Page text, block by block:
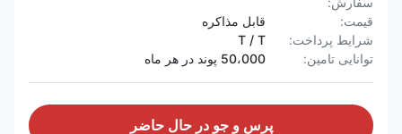
قیمت:
قابل مذاکره
شرایط پرداخت:
T / T
توانایی تامین:
50،000 پوند در هر ماه
پرس و جو در حال حاضر